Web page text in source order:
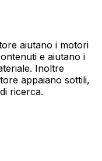
aiutano i motori
e aiutano i
Inoltre
appaiano sottili,
ricerca.